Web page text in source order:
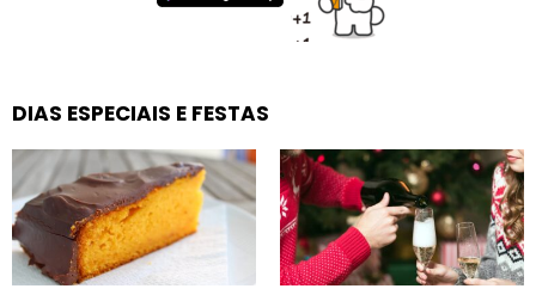
DIAS ESPECIAIS E FESTAS